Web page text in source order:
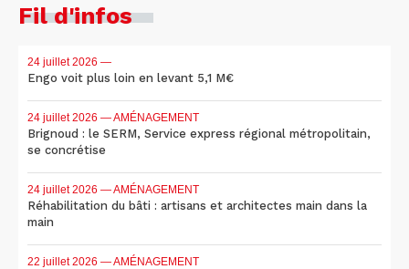
Fil d'infos
24 juillet 2026 —
Engo voit plus loin en levant 5,1 M€
24 juillet 2026 — AMÉNAGEMENT
Brignoud : le SERM, Service express régional métropolitain,
se concrétise
24 juillet 2026 — AMÉNAGEMENT
Réhabilitation du bâti : artisans et architectes main dans la
main
22 juillet 2026 — AMÉNAGEMENT